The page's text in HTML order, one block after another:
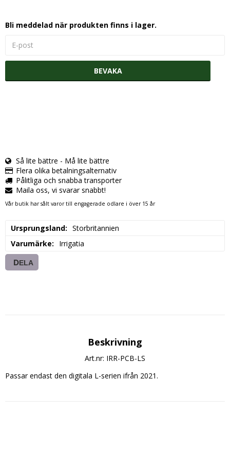
Bli meddelad när produkten finns i lager.
BEVAKA
Så lite bättre - Må lite bättre
Flera olika betalningsalternativ
Pålitliga och snabba transporter
Maila oss, vi svarar snabbt!
Vår butik har sålt varor till engagerade odlare i över 15 år
Ursprungsland
Storbritannien
Varumärke
Irrigatia
DELA
Beskrivning
Art.nr: IRR-PCB-LS
Passar endast den digitala L-serien ifrån 2021.